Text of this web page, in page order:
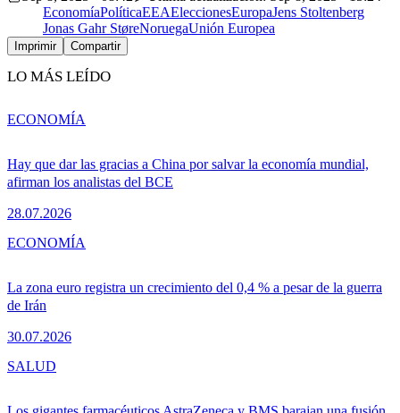
EconomíaPolíticaEEAEleccionesEuropaJens Stoltenberg
Jonas Gahr StøreNoruegaUnión Europea
Imprimir Compartir
LO MÁS LEÍDO
Hay que dar las gracias a China por salvar la economía mundial,
afirman los analistas del BCE
28.07.2026
ECONOMÍA
La zona euro registra un crecimiento del 0,4 % a pesar de la guerra
de Irán
30.07.2026
ECONOMÍA
SALUD